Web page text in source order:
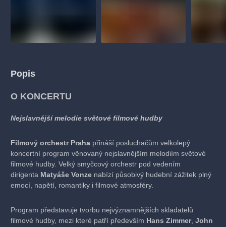
Popis
O KONCERTU
Nejslavnější melodie světové filmové hudby
Filmový orchestr Praha přináší posluchačům velkolepý
koncertní program věnovaný nejslavnějším melodiím světové
filmové hudby. Velký smyčcový orchestr pod vedením
dirigenta Matyáše Vonze nabízí působivý hudební zážitek plný
emocí, napětí, romantiky i filmové atmosféry.
Program představuje tvorbu nejvýznamnějších skladatelů
filmové hudby, mezi které patří především Hans Zimmer, John